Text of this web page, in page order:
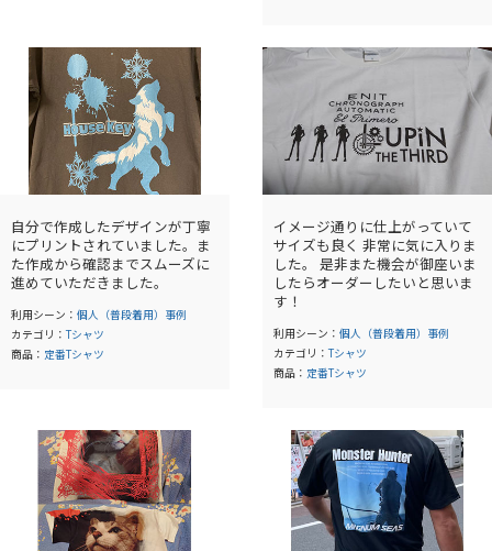
自分で作成したデザインが丁寧
にプリントされていました。ま
た作成から確認までスムーズに
進めていただきました。
利用シーン： 個人（普段着用）事例
カテゴリ：Tシャツ
商品： 定番Tシャツ
イメージ通りに仕上がっていて
サイズも良く 非常に気に入りま
した。 是非また機会が御座いま
したらオーダーしたいと思いま
す！
利用シーン： 個人（普段着用）事例
カテゴリ：Tシャツ
商品： 定番Tシャツ